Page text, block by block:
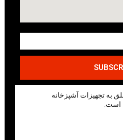
به تجهیزات آشپزخانه
است.